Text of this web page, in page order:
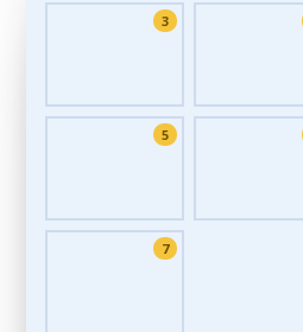
3
5
7